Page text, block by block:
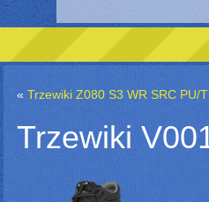
«Trzewiki Z080 S3 WR SRC PU/
Trzewiki